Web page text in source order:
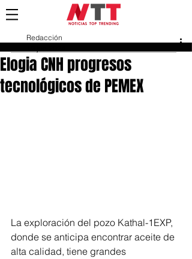
Elogia CNH progresos
tecnológicos de PEMEX
Redacción
La exploración del pozo Kathal-1EXP,
donde se anticipa encontrar aceite de
alta calidad, tiene grandes